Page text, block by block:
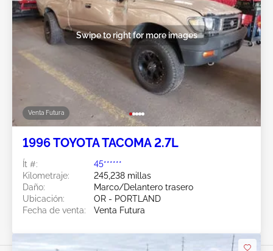
Venta Futura
Swipe to right for more images
1996 TOYOTA TACOMA 2.7L
Ít #:
45******
Kilometraje:
245,238 millas
Daño:
Marco/Delantero trasero
Ubicación:
OR - PORTLAND
Fecha de venta:
Venta Futura